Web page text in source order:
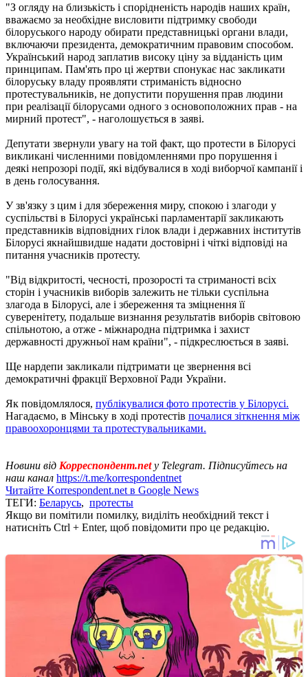
"З огляду на близькість і спорідненість народів наших країн,
вважаємо за необхідне висловити підтримку свободи
білоруського народу обирати представницькі органи влади,
включаючи президента, демократичним правовим способом.
Український народ заплатив високу ціну за відданість цим
принципам. Пам'ять про ці жертви спонукає нас закликати
білоруську владу проявляти стриманість відносно
протестувальників, не допустити порушення прав людини
при реалізації білорусами одного з основоположних прав - на
мирний протест", - наголошується в заяві.
Депутати звернули увагу на той факт, що протести в Білорусі
викликані численними повідомленнями про порушення і
деякі непрозорі події, які відбувалися в ході виборчої кампанії і
в день голосування.
У зв'язку з цим і для збереження миру, спокою і злагоди у
суспільстві в Білорусі українські парламентарії закликають
представників відповідних гілок влади і державних інститутів
Білорусі якнайшвидше надати достовірні і чіткі відповіді на
питання учасників протесту.
"Від відкритості, чесності, прозорості та стриманості всіх
сторін і учасників виборів залежить не тільки суспільна
злагода в Білорусі, але і збереження та зміцнення її
суверенітету, подальше визнання результатів виборів світовою
спільнотою, а отже - міжнародна підтримка і захист
державності дружньої нам країни", - підкреслюється в заяві.
Ще нардепи закликали підтримати це звернення всі
демократичні фракції Верховної Ради України.
Як повідомлялося, публікувалися фото протестів у Білорусі.
Нагадаємо, в Мінську в ході протестів почалися зіткнення між
правоохоронцями та протестувальниками.
Новини від Корреспондент.net у Telegram. Підписуйтесь на
наш канал https://t.me/korrespondentnet
Читайте Korrespondent.net в Google News
ТЕГИ: Беларусь, протесты
Якщо ви помітили помилку, виділіть необхідний текст і
натисніть Ctrl + Enter, щоб повідомити про це редакцію.